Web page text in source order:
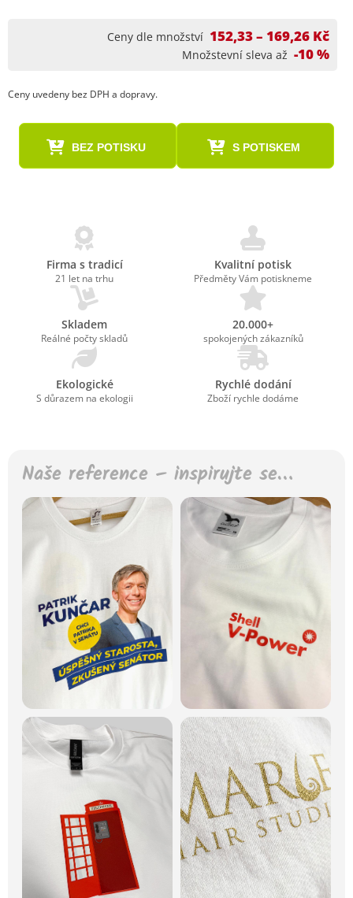
Ceny dle množství 152,33 – 169,26 Kč
Množstevní sleva až -10 %
Ceny uvedeny bez DPH a dopravy.
BEZ POTISKU S POTISKEM
Firma s tradicí
21 let na trhu
Kvalitní potisk
Předměty Vám potiskneme
Skladem
Reálné počty skladů
20.000+
spokojených zákazníků
Ekologické
S důrazem na ekologii
Rychlé dodání
Zboží rychle dodáme
Naše reference – inspirujte se…